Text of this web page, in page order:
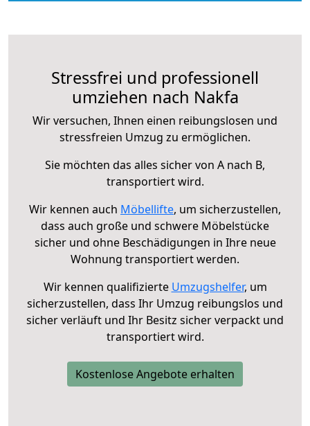
Stressfrei und professionell
umziehen nach Nakfa
Wir versuchen, Ihnen einen reibungslosen und
stressfreien Umzug zu ermöglichen.
Sie möchten das alles sicher von A nach B,
transportiert wird.
Wir kennen auch Möbellifte, um sicherzustellen,
dass auch große und schwere Möbelstücke
sicher und ohne Beschädigungen in Ihre neue
Wohnung transportiert werden.
Wir kennen qualifizierte Umzugshelfer, um
sicherzustellen, dass Ihr Umzug reibungslos und
sicher verläuft und Ihr Besitz sicher verpackt und
transportiert wird.
Kostenlose Angebote erhalten